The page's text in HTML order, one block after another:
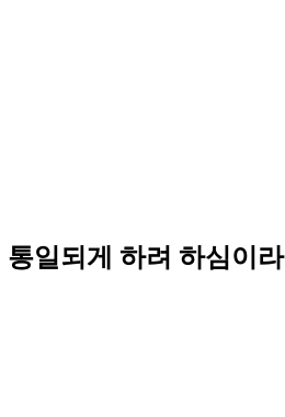
일되게 하려 하심이라